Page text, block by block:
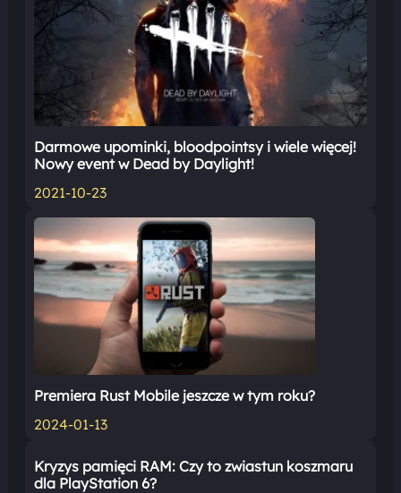
Darmowe upominki, bloodpointsy i wiele więcej!
Nowy event w Dead by Daylight!
2021-10-23
Premiera Rust Mobile jeszcze w tym roku?
2024-01-13
Kryzys pamięci RAM: Czy to zwiastun koszmaru
dla PlayStation 6?